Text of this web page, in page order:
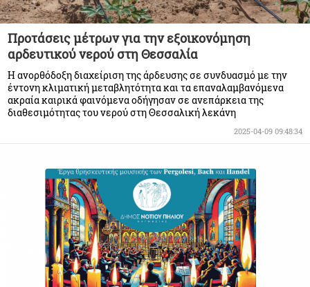
Προτάσεις μέτρων για την εξοικονόμηση
αρδευτικού νερού στη Θεσσαλία
Η ανορθόδοξη διαχείριση της άρδευσης σε συνδυασμό με την
έντονη κλιματική μεταβλητότητα και τα επαναλαμβανόμενα
ακραία καιρικά φαινόμενα οδήγησαν σε ανεπάρκεια της
διαθεσιμότητας του νερού στη Θεσσαλική λεκάνη
2025-04-09 09:48:34